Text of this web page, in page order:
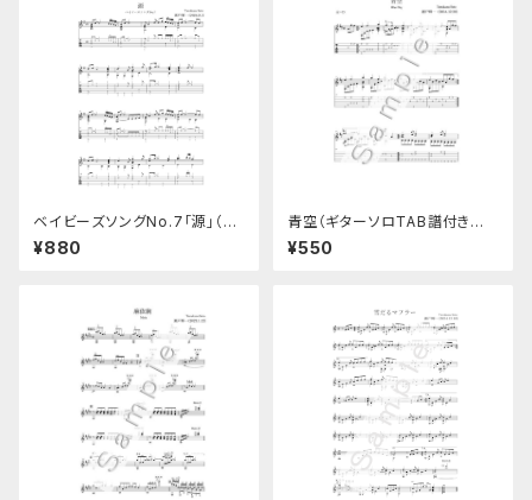
ベイビーズソングNo.7「源」（TA
B譜つき）
¥880
青空（ギターソロTAB譜付き楽
譜）
¥550